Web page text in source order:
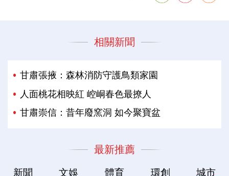
相關新聞
甘肅張掖：森林消防守護鳥類家園
人面桃花相映紅 崆峒春色最撩人
甘肅崇信：昔年廢窯洞 如今聚寶盆
最新推薦
新聞 文娛 體育 環創 城市